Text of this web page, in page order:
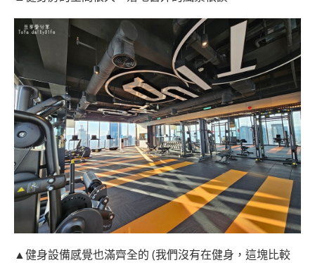
▲健身設備感覺也滿齊全的 (我們沒有在健身，這塊比較